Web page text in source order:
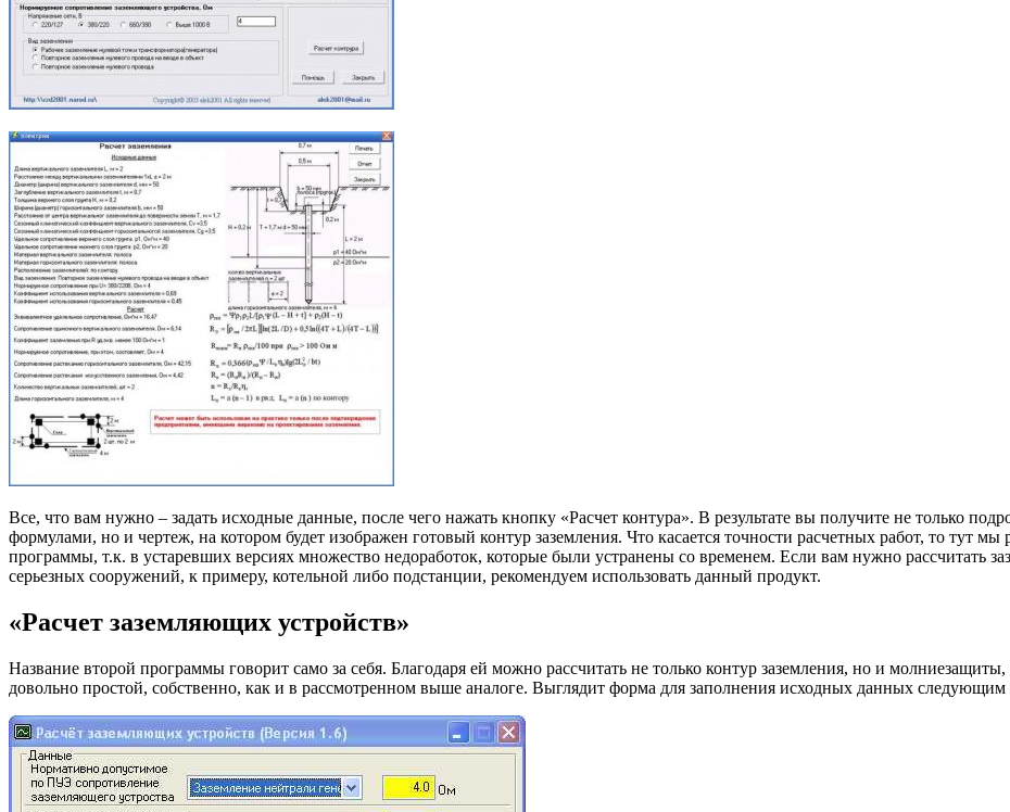
Все, что вам нужно – задать исходные данные, после чего нажать кнопку «Расчет контура». В результате вы получите не только
формулами, но и чертеж, на котором будет изображен готовый контур заземления. Что касается точности расчетных работ, то тут
программы, т.к. в устаревших версиях множество недоработок, которые были устранены со временем. Если вам нужно рассчитать
серьезных сооружений, к примеру, котельной либо подстанции, рекомендуем использовать данный продукт.
«Расчет заземляющих устройств»
Название второй программы говорит само за себя. Благодаря ей можно рассчитать не только контур заземления, но и
довольно простой, собственно, как и в рассмотренном выше аналоге. Выглядит форма для заполнения исходных данных следующим